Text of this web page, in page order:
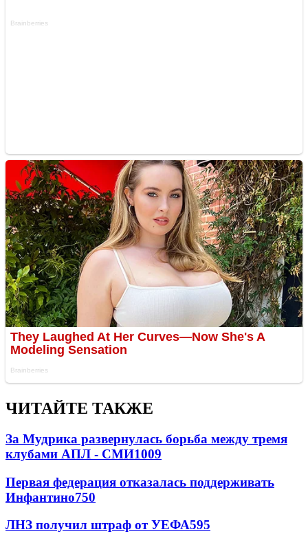
ЧИТАЙТЕ ТАКЖЕ
За Мудрика развернулась борьба между тремя
клубами АПЛ - СМИ1009
Первая федерация отказалась поддерживать
Инфантино750
ЛНЗ получил штраф от УЕФА595